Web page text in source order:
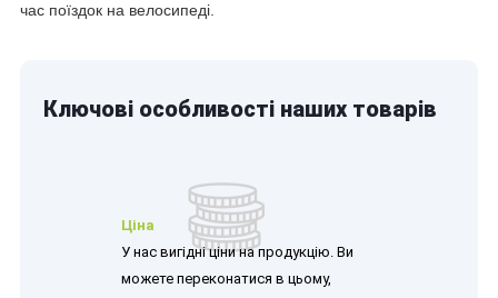
час поїздок на велосипеді.
Ключові особливості наших товарів
Ціна
У нас вигідні ціни на продукцію. Ви
можете переконатися в цьому,